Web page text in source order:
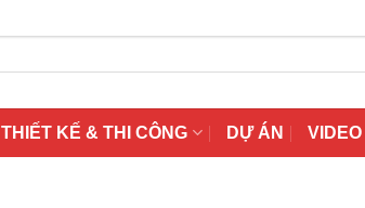
THIẾT KẾ & THI CÔNG DỰ ÁN VIDEO